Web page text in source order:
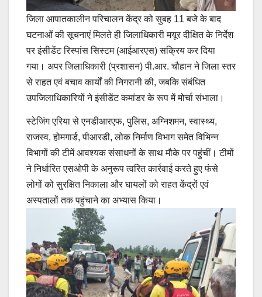
जिला आपातकालीन परिचालन केंद्र को सुबह 11 बजे के बाद
घटनाओं की सूचनाएं मिलते ही जिलाधिकारी मयूर दीक्षित के निर्देश
पर इंसीडेंट रिस्पांस सिस्टम (आईआरएस) सक्रिय कर दिया
गया। अपर जिलाधिकारी (प्रशासन) पी.आर. चौहान ने जिला स्तर
से राहत एवं बचाव कार्यों की निगरानी की, जबकि संबंधित
उपजिलाधिकारियों ने इंसीडेंट कमांडर के रूप में मोर्चा संभाला।
स्टेजिंग एरिया से एनडीआरएफ, पुलिस, अग्निशमन, स्वास्थ्य,
राजस्व, होमगार्ड, पीआरडी, लोक निर्माण विभाग समेत विभिन्न
विभागों की टीमें आवश्यक संसाधनों के साथ मौके पर पहुंचीं। टीमों
ने निर्धारित एसओपी के अनुरूप त्वरित कार्रवाई करते हुए फंसे
लोगों को सुरक्षित निकाला और घायलों को राहत केंद्रों एवं
अस्पतालों तक पहुंचाने का अभ्यास किया।